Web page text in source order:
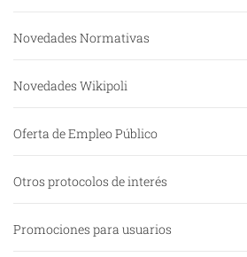
Novedades Normativas
Novedades Wikipoli
Oferta de Empleo Público
Otros protocolos de interés
Promociones para usuarios